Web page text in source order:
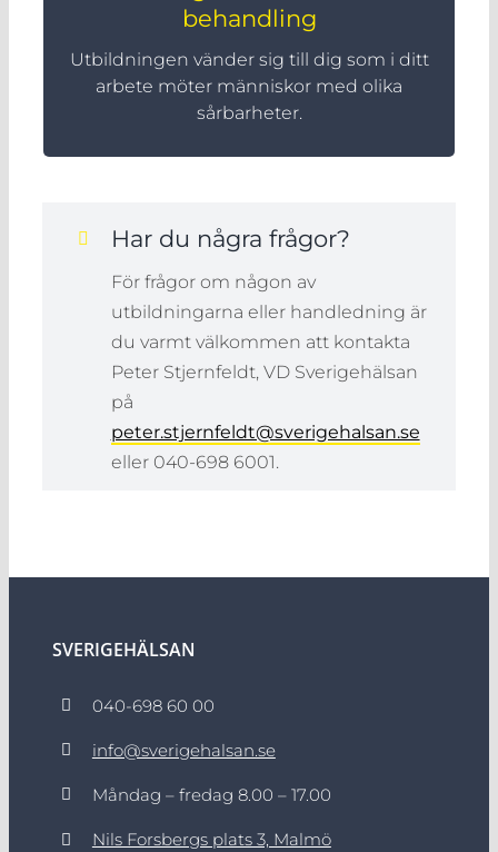
behandling
Utbildningen vänder sig till dig som i ditt
arbete möter människor med olika
sårbarheter.
behandling
Utbildningen fokuserar på hur man med
olika verktyg kan skapa bättre stöd och
en tryggare miljö för både personal och
Har du några frågor?
För frågor om någon av
utbildningarna eller handledning är
du varmt välkommen att kontakta
Peter Stjernfeldt, VD Sverigehälsan
på
peter.stjernfeldt@sverigehalsan.se
eller 040-698 6001.
SVERIGEHÄLSAN
040-698 60 00
info@sverigehalsan.se
Måndag – fredag 8.00 – 17.00
Nils Forsbergs plats 3, Malmö